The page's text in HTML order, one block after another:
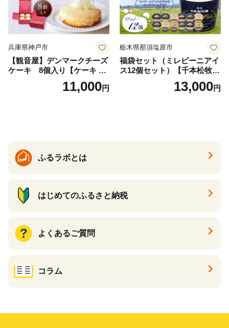
兵庫県神戸市
【観音屋】デンマークチーズ
ケーキ 8個入り【ケーキ チ
ーズケーキ 人気スイーツ お
すすめスイーツ 神戸スイー
11,000円
栃木県那須塩原市
福袋セット（ミレピーニアイ
ス12個セット）【千本松牧
場】 ns025-014-12 【デザー
ト 詰め合わせ ギフト】
13,000円
ふるラボとは
はじめてのふるさと納税
よくあるご質問
コラム